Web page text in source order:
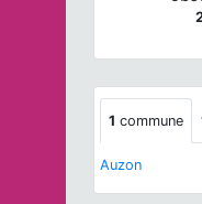
1 commune
Auzon